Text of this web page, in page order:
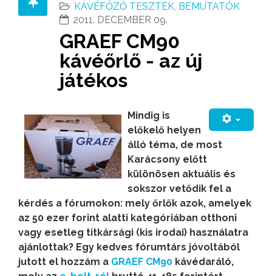
KÁVÉFŐZŐ TESZTEK, BEMUTATÓK
2011. DECEMBER 09.
GRAEF CM90
kávéőrlő - az új
játékos
Mindig is
előkelő helyen
álló téma, de most
Karácsony előtt
különösen aktuális és
sokszor vetődik fel a
kérdés a fórumokon: mely őrlők azok, amelyek
az 50 ezer forint alatti kategóriában otthoni
vagy esetleg titkársági (kis irodai) használatra
ajánlottak? Egy kedves fórumtárs jóvoltából
jutott el hozzám a GRAEF CM90 kávédaráló,